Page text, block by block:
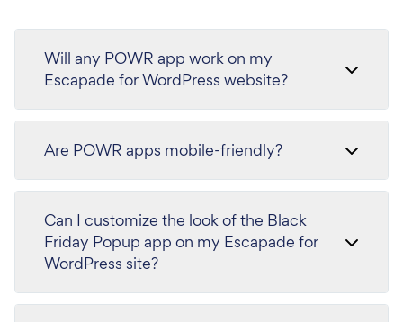
Will any POWR app work on my
Escapade for WordPress website?
Are POWR apps mobile-friendly?
Can I customize the look of the Black
Friday Popup app on my Escapade for
WordPress site?